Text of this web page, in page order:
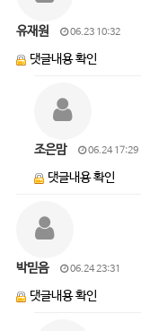
유재원 06.23 10:32
댓글내용 확인
조은맘 06.24 17:29
댓글내용 확인
박믿음 06.24 23:31
댓글내용 확인